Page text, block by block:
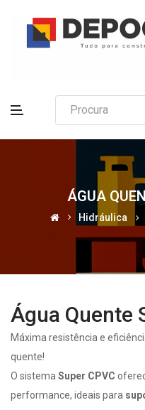
ÁGUA
Hidráulica
Água Quente
Máxima resistência e
quente!
O sistema Super CPVC
performance, ideais para